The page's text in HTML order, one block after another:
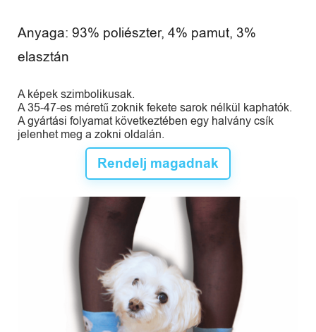
Anyaga: 93% poliészter, 4% pamut, 3%
elasztán
A képek szimbolikusak.
A 35-47-es méretű zoknik fekete sarok nélkül kaphatók.
A gyártási folyamat következtében egy halvány csík
jelenhet meg a zokni oldalán.
Rendelj magadnak